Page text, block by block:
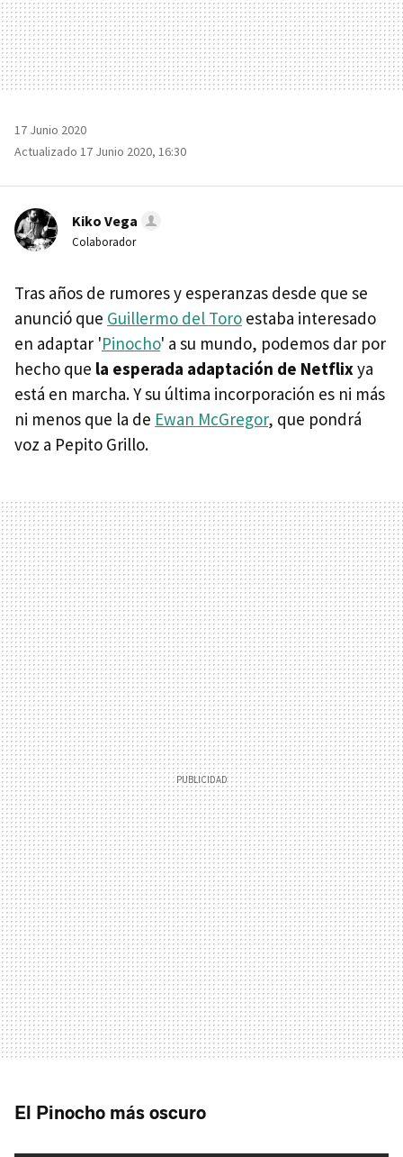
17 Junio 2020
Actualizado 17 Junio 2020, 16:30
Kiko Vega
Colaborador
Tras años de rumores y esperanzas desde que se
anunció que Guillermo del Toro estaba interesado
en adaptar 'Pinocho' a su mundo, podemos dar por
hecho que la esperada adaptación de Netflixya
está en marcha. Y su última incorporación es ni más
ni menos que la de Ewan McGregor, que pondrá
voz a Pepito Grillo.
El Pinocho más oscuro